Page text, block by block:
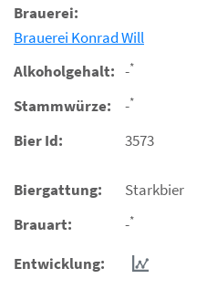
Brauerei:
Brauerei Konrad Will
Alkoholgehalt: -*
Stammwürze: -*
Bier Id: 3573
Biergattung:
Starkbier
Brauart:
-*
Entwicklung: